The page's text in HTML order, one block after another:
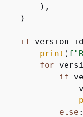
        ),
    )
if
print (
for
if
else :